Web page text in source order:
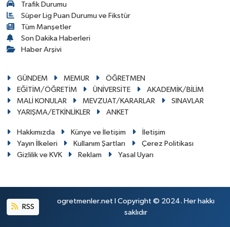
Trafik Durumu
Süper Lig Puan Durumu ve Fikstür
Tüm Manşetler
Son Dakika Haberleri
Haber Arşivi
GÜNDEM MEMUR
ÖĞRETMEN
EĞİTİM/ÖĞRETİM
ÜNİVERSİTE
AKADEMİK/BİLİM
MALİ KONULAR
MEVZUAT/KARARLAR
SINAVLAR
YARIŞMA/ETKİNLİKLER
ANKET
Hakkımızda Künye ve İletişim
İletişim
Yayın İlkeleri
Kullanım Şartları
Çerez Politikası
Gizlilik ve KVK
Reklam Yasal Uyarı
RSS
ogretmenler.net I Copyright © 2024. Her hakkı
saklıdır